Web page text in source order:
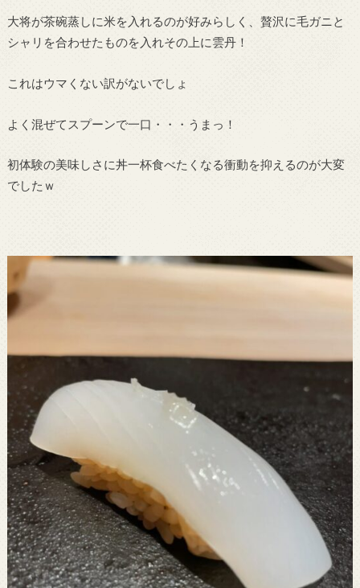
大将が茶碗蒸しに米を入れるのが好みらしく、贅沢に毛ガニと
シャリを合わせたものを入れその上に雲丹！
これはウマくない訳がないでしょ
よく混ぜてスプーンで一口・・・うまっ！
初体験の美味しさに丼一杯食べたくなる衝動を抑えるのが大変
でしたｗ